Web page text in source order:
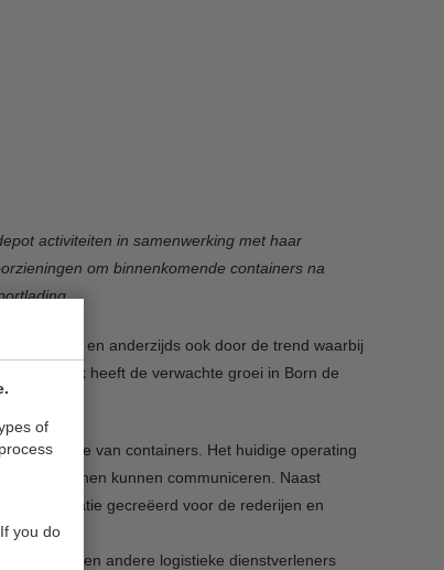
of
you do
activiteiten in samenwerking met haar
om binnenkomende containers na
de markt en anderzijds ook door de trend waarbij
Ook heeft de verwachte groei in Born de
reparatie van containers. Het huidige operating
lijnen kunnen communiceren. Naast
situatie gecreëerd voor de rederijen en
rederijen en andere logistieke dienstverleners